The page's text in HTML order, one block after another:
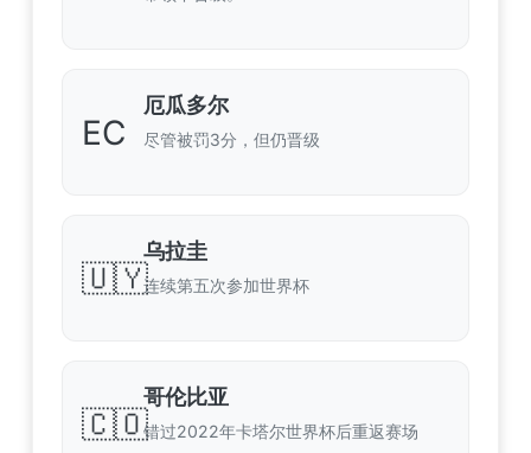
EC
厄瓜多尔
尽管被罚3分，但仍晋级
🇺🇾
乌拉圭
连续第五次参加世界杯
🇨🇴
哥伦比亚
错过2022年卡塔尔世界杯后重返赛场